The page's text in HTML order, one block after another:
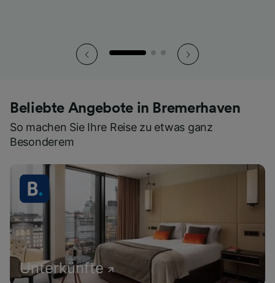
Beliebte Angebote in Bremerhaven
So machen Sie Ihre Reise zu etwas ganz
Besonderem
Unterkünfte